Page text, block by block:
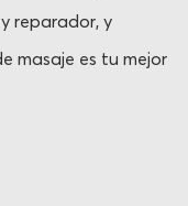
reparador, y
masaje es tu mejor